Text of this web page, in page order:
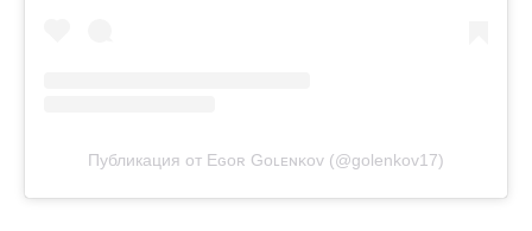
Публикация от Eɢᴏʀ Gᴏʟᴇɴᴋᴏᴠ (@golenkov17)